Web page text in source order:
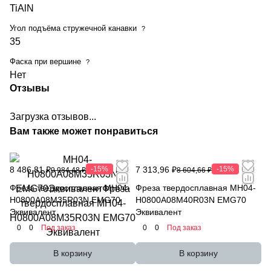
TiAlN
Угол подъёма стружечной канавки ?
35
Фаска при вершине ?
Нет
Отзывы
Загрузка отзывов...
Вам также может понравиться
8 486,81 ₽9 984,48 ₽ -15%
Фреза твердосплавная MH04-
H0800A08M35R03N EMG70
Эквивалент
0 0 Под заказ
В корзину
7 313,96 ₽8 604,66 ₽ -15%
Фреза твердосплавная MH04-
H0800A08M40R03N EMG70
Эквивалент
0 0 Под заказ
В корзину